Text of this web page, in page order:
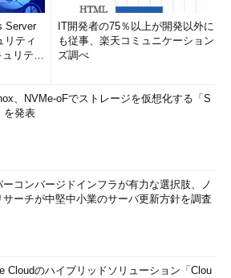
Server
リティ
リティ
IT開発者の75％以上が開発以外に
も従事、楽天コミュニケーション
ズ調べ
、NVMe-oFでストレージを仮想化する「S
を発表
ーコンバージドインフラが有力な選択肢、ノ
サーチが中堅中小業のサーバ更新方針を調査
Cloudのハイブリッドソリューション「Clou